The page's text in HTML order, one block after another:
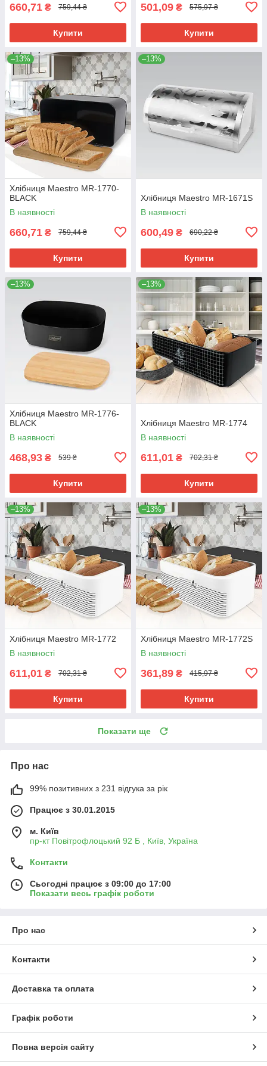
660,71 ₴ 759,44 ₴
Купити
501,09 ₴ 575,97 ₴
Купити
–13%
Хлібниця Maestro MR-1770-
BLACK
В наявності
660,71 ₴ 759,44 ₴
Купити
–13%
Хлібниця Maestro MR-1671S
В наявності
600,49 ₴ 690,22 ₴
Купити
–13%
Хлібниця Maestro MR-1776-
BLACK
В наявності
468,93 ₴ 539 ₴
Купити
–13%
Хлібниця Maestro MR-1774
В наявності
611,01 ₴ 702,31 ₴
Купити
–13%
Хлібниця Maestro MR-1772
В наявності
611,01 ₴ 702,31 ₴
Купити
–13%
Хлібниця Maestro MR-1772S
В наявності
361,89 ₴ 415,97 ₴
Купити
Показати ще
Про нас
99% позитивних з 231 відгука за рік
Працює з 30.01.2015
м. Київ
пр-кт Повітрофлоцький 92 Б , Київ, Україна
Контакти
Сьогодні працює з 09:00 до 17:00
Показати весь графік роботи
Про нас
Контакти
Доставка та оплата
Графік роботи
Повна версія сайту